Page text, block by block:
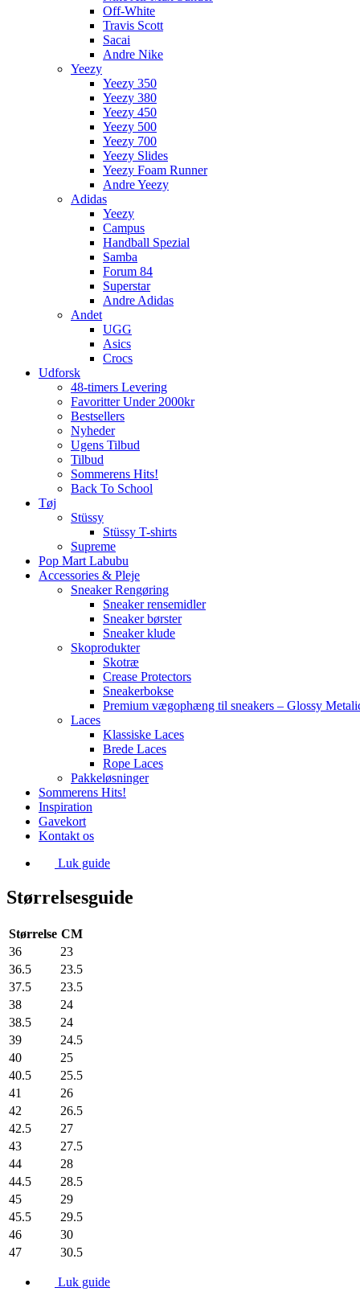
Off-White
Travis Scott
Sacai
Andre Nike
Yeezy
Yeezy 350
Yeezy 380
Yeezy 450
Yeezy 500
Yeezy 700
Yeezy Slides
Yeezy Foam Runner
Andre Yeezy
Adidas
Yeezy
Campus
Handball Spezial
Samba
Forum 84
Superstar
Andre Adidas
Andet
UGG
Asics
Crocs
Udforsk
48-timers Levering
Favoritter Under 2000kr
Bestsellers
Nyheder
Ugens Tilbud
Tilbud
Sommerens Hits!
Back To School
Tøj
Stüssy
Stüssy T-shirts
Supreme
Pop Mart Labubu
Accessories & Pleje
Sneaker Rengøring
Sneaker rensemidler
Sneaker børster
Sneaker klude
Skoprodukter
Skotræ
Crease Protectors
Sneakerbokse
Premium vægophæng til sneakers – Glossy
Laces
Klassiske Laces
Brede Laces
Rope Laces
Pakkeløsninger
Sommerens Hits!
Inspiration
Gavekort
Kontakt os
Luk guide
Størrelsesguide
Størrelse CM
36
23
36.5
23.5
37.5
23.5
38
24
38.5
24
39
24.5
40
25
40.5
25.5
41
26
42
26.5
42.5
27
43
27.5
44
28
44.5
28.5
45
29
45.5
29.5
46
30
47
30.5
Luk guide